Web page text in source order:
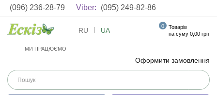
(096) 236-28-79 Viber: (095) 249-82-86
МИ ПРАЦЮЄМО
Оформити замовлення
RU UA Товарів
0
на суму 0,00 грн